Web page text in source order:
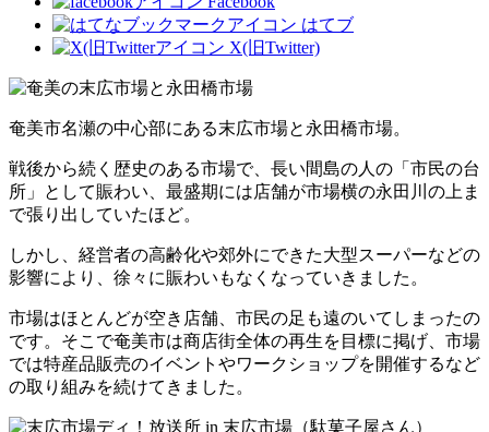
はてブ
X(旧Twitter)
奄美市名瀬の中心部にある末広市場と永田橋市場。
戦後から続く歴史のある市場で、長い間島の人の「市民の台
所」として賑わい、最盛期には店舗が市場横の永田川の上ま
で張り出していたほど。
しかし、経営者の高齢化や郊外にできた大型スーパーなどの
影響により、徐々に賑わいもなくなっていきました。
市場はほとんどが空き店舗、市民の足も遠のいてしまったの
です。そこで奄美市は商店街全体の再生を目標に掲げ、市場
では特産品販売のイベントやワークショップを開催するなど
の取り組みを続けてきました。